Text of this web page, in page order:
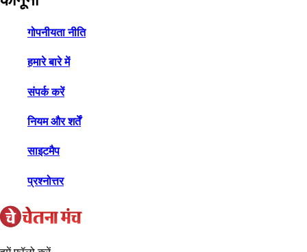
गोपनीयता नीति
हमारे बारे में
संपर्क करें
नियम और शर्तें
साइटमैप
प्रश्नोत्तर